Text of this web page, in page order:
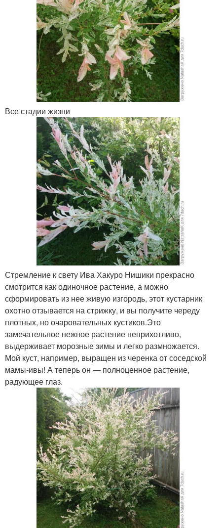
Все стадии жизни
Стремление к свету Ива Хакуро Нишики прекрасно
смотрится как одиночное растение, а можно
сформировать из нее живую изгородь, этот кустарник
охотно отзывается на стрижку, и вы получите череду
плотных, но очаровательных кустиков.Это
замечательное нежное растение неприхотливо,
выдерживает морозные зимы и легко размножается.
Мой куст, например, выращен из черенка от соседской
мамы-ивы! А теперь он — полноценное растение,
радующее глаз.